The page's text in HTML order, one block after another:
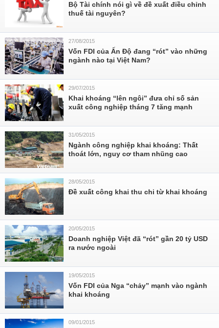
Bộ Tài chính nói gì về đề xuất điều chỉnh
thuế tài nguyên?
27/08/2015
Vốn FDI của Ấn Độ đang “rót” vào những
ngành nào tại Việt Nam?
29/07/2015
Khai khoáng “lên ngôi” đưa chỉ số sản
xuất công nghiệp tháng 7 tăng mạnh
31/05/2015
Ngành công nghiệp khai khoáng: Thất
thoát lớn, nguy cơ tham nhũng cao
28/05/2015
Đề xuất công khai thu chi từ khai khoáng
20/05/2015
Doanh nghiệp Việt đã “rót” gần 20 tỷ USD
ra nước ngoài
19/05/2015
Vốn FDI của Nga “chảy” mạnh vào ngành
khai khoáng
09/01/2015